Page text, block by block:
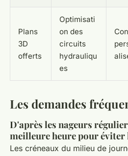
Plans
3D
offerts
Optimisati
on des
circuits
hydrauliqu
es
Les demandes
D'après les nageurs
meilleure heure pour éviter
Les créneaux du milieu de